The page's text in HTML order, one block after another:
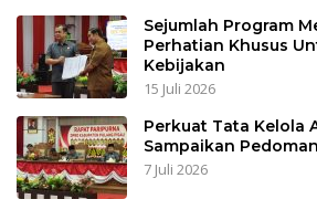
Sejumlah Program
Perhatian Khusus
Kebijakan
15 Juli 2026
Perkuat Tata Kelola
Sampaikan
7 Juli 2026